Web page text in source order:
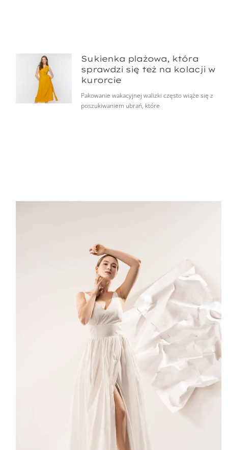
Sukienka plażowa, która
sprawdzi się też na kolacji w
kurorcie
Pakowanie wakacyjnej walizki często wiąże się z
poszukiwaniem ubrań, które